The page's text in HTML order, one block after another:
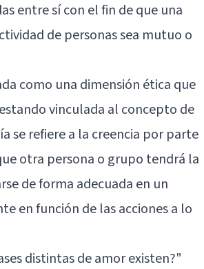
entre sí con el fin de que una
de personas sea mutuo o
como una dimensión ética que
vinculada al concepto de
se refiere a la creencia por parte
otra persona o grupo tendrá la
de forma adecuada en un
en función de las acciones a lo
distintas de amor existen?"